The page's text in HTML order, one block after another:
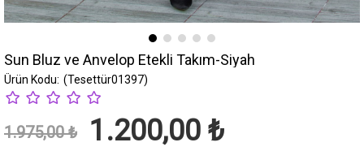
Sun Bluz ve Anvelop Etekli Takım-Siyah
(Tesettür01397)
1.975,00 ₺ 1.200,00 ₺